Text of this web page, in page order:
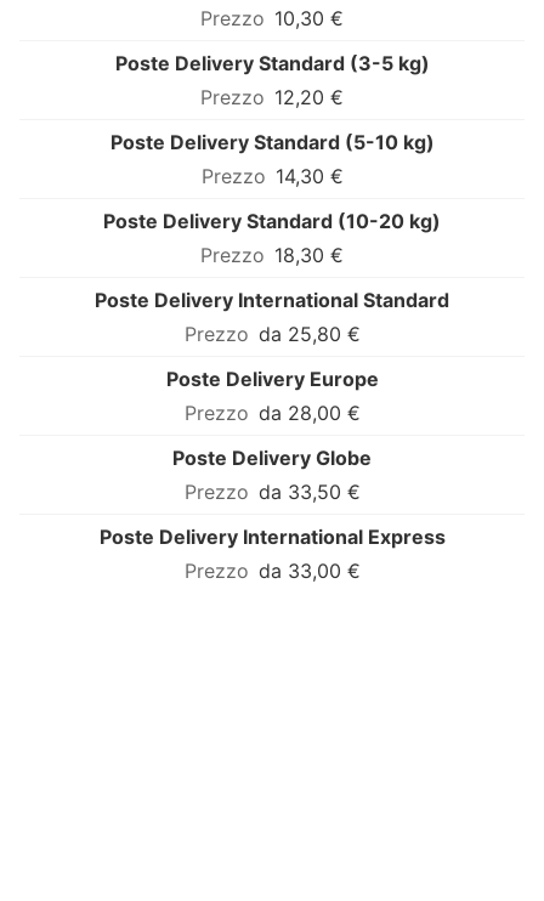
10,30 €
Poste Delivery Standard (3-5 kg)
12,20 €
Poste Delivery Standard (5-10 kg)
14,30 €
Poste Delivery Standard (10-20 kg)
18,30 €
Poste Delivery International Standard
da 25,80 €
Poste Delivery Europe
da 28,00 €
Poste Delivery Globe
da 33,50 €
Poste Delivery International Express
da 33,00 €